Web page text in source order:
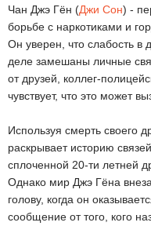
Чан Джэ Гён (Джи Сон) -
борьбе с наркотиками и
Он уверен, что слабость в
деле замешаны личные
от друзей, коллег-
чувствует, что это может
Используя смерть своего
раскрывает историю
сплоченной 20-ти летней
Однако мир Джэ Гёна
голову, когда он
сообщение от того, кого